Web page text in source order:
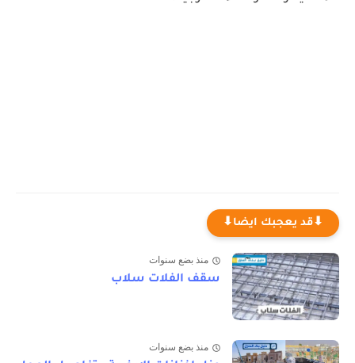
⬇قد يعجبك ايضا⬇
منذ بضع سنوات
سقف الفلات سلاب
منذ بضع سنوات